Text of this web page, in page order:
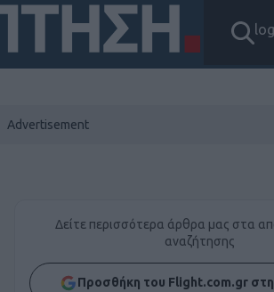
Δείτε περισσότερα άρθρα μας στα
αναζήτησης
Προσθήκη του Flight.com.gr